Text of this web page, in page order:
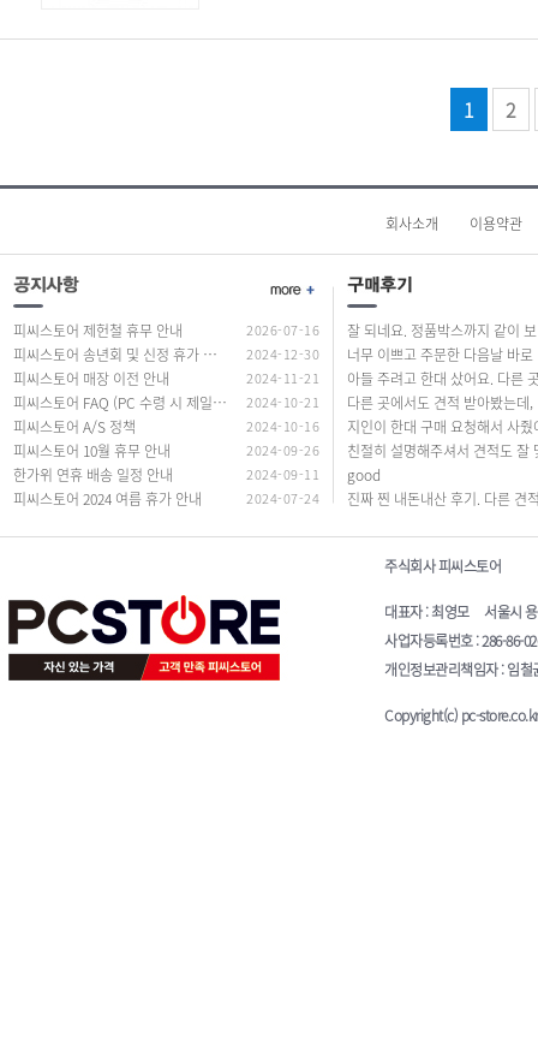
회사소개 이용약관
피씨스토어 제헌철 휴무 안내 2026-07-16
피씨스토어 송년회 및 신정 휴가 안내 2024-12-30
피씨스토어 매장 이전 안내 2024-11-21
피씨스토어 FAQ (PC 수령 시 제일 많이 하는 질문 답변) 2024-10-21
피씨스토어 A/S 정책 2024-10-16
피씨스토어 10월 휴무 안내 2024-09-26
한가위 연휴 배송 일정 안내 2024-09-11
피씨스토어 2024 여름 휴가 안내 2024-07-24
good
주식회사 피씨스토어
대표자 : 최영모 서울시 용
사업자등록번호 : 286-86-
개인정보관리책임자 : 임
Copyright(c) pc-